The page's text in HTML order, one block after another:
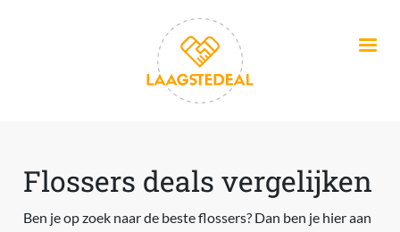
Flossers deals vergelijken
Ben je op zoek naar de beste flossers? Dan ben je hier aan